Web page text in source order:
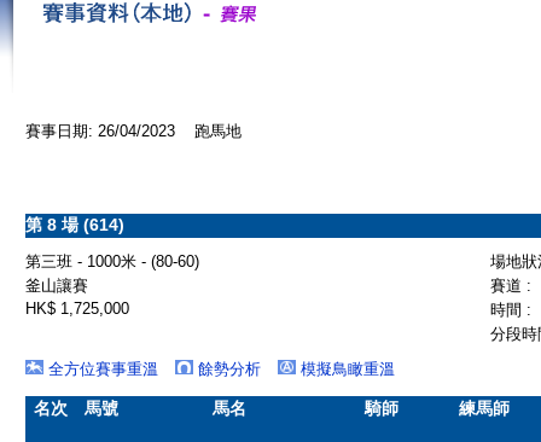
賽事日期: 26/04/2023 跑馬地
第 8 場 (614)
第三班 - 1000米 - (80-60)
場地
釜山讓賽
賽道 :
HK$ 1,725,000
時間 :
分段
全方位賽事重溫
餘勢分析 模擬鳥瞰重溫
名次 馬號 馬名 騎師 練馬師